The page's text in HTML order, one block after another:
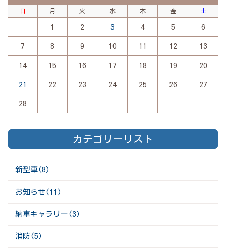
日 月 火 水 木 金 土
1 2 3 4 5 6
7 8 9 10 11 12 13
14 15 16 17 18 19 20
21 22 23 24 25 26 27
28
カテゴリーリスト
新型車(8)
お知らせ(11)
納車ギャラリー(3)
消防(5)